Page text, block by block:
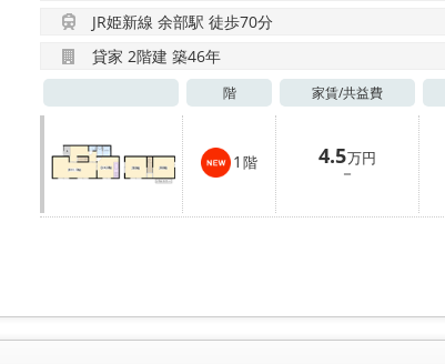
JR姫新線 余部駅 徒歩70分
貸家 2階建 築46年
階 家賃/共益費
1 階 4.5万円
－